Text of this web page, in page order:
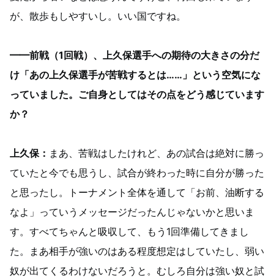
が、散歩もしやすいし。いい国ですね。
━━前戦（1回戦）、上久保選手への期待の大きさの分だ
け「あの上久保選手が苦戦するとは……」という空気にな
っていました。ご自身としてはその点をどう感じています
か？
上久保： まあ、苦戦はしたけれど、あの試合は絶対に勝っ
ていたと今でも思うし、試合が終わった時に自分が勝った
と思ったし。トーナメント全体を通して「お前、油断する
なよ」っていうメッセージだったんじゃないかと思いま
す。すべてちゃんと吸収して、もう1回準備してきまし
た。まあ相手が強いのはある程度想定はしていたし、弱い
奴が出てくるわけないだろうと。むしろ自分は強い奴と試